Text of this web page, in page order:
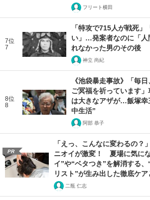
フリート横田
7位
7
「特攻で715人が戦死」
い」…発案者なのに「人
れなかった男のその後
神立 尚紀
8位
8
《池袋暴走事故》「毎
ご冥福を祈っています
は大きなアザが…飯塚幸
中生活”
阿部 恭子
PR
「えっ、こんなに変わるの？
ニオイが激変！ 夏場に気に
イ”や“ベタつき”を解消する
リスト”が生み出した徹底ケア
二瓶 仁志